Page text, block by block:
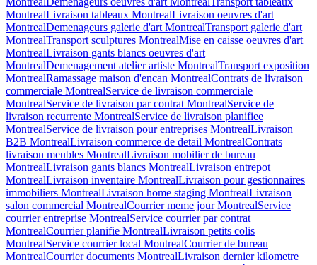
MontrealLivraison tableaux MontrealLivraison oeuvres d'art
MontrealDemenageurs galerie d'art MontrealTransport galerie d'art
MontrealTransport sculptures MontrealMise en caisse oeuvres d'art
MontrealLivraison gants blancs oeuvres d'art
MontrealDemenagement atelier artiste MontrealTransport exposition
MontrealRamassage maison d'encan MontrealContrats de livraison
commerciale MontrealService de livraison commerciale
MontrealService de livraison par contrat MontrealService de
livraison recurrente MontrealService de livraison planifiee
MontrealService de livraison pour entreprises MontrealLivraison
B2B MontrealLivraison commerce de detail MontrealContrats
livraison meubles MontrealLivraison mobilier de bureau
MontrealLivraison gants blancs MontrealLivraison entrepot
MontrealLivraison inventaire MontrealLivraison pour gestionnaires
immobiliers MontrealLivraison home staging MontrealLivraison
salon commercial MontrealCourrier meme jour MontrealService
courrier entreprise MontrealService courrier par contrat
MontrealCourrier planifie MontrealLivraison petits colis
MontrealService courrier local MontrealCourrier de bureau
MontrealCourrier documents MontrealLivraison dernier kilometre